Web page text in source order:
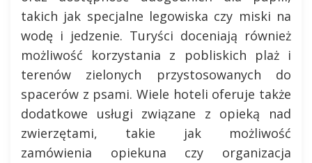
takich jak specjalne legowiska czy miski na
wodę i jedzenie. Turyści doceniają również
możliwość korzystania z pobliskich plaż i
terenów zielonych przystosowanych do
spacerów z psami. Wiele hoteli oferuje także
dodatkowe usługi związane z opieką nad
zwierzętami, takie jak możliwość
zamówienia opiekuna czy organizacja